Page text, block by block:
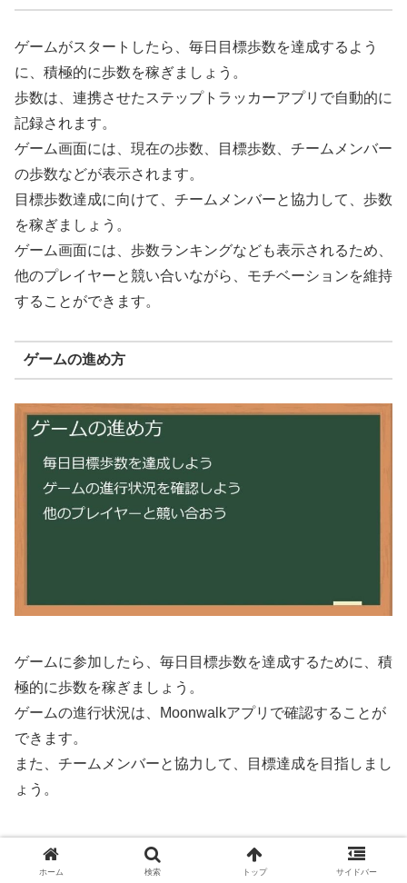
ゲームがスタートしたら、毎日目標歩数を達成するよう
に、積極的に歩数を稼ぎましょう。
歩数は、連携させたステップトラッカーアプリで自動的に
記録されます。
ゲーム画面には、現在の歩数、目標歩数、チームメンバー
の歩数などが表示されます。
目標歩数達成に向けて、チームメンバーと協力して、歩数
を稼ぎましょう。
ゲーム画面には、歩数ランキングなども表示されるため、
他のプレイヤーと競い合いながら、モチベーションを維持
することができます。
ゲームの進め方
ゲームに参加したら、毎日目標歩数を達成するために、積
極的に歩数を稼ぎましょう。
ゲームの進行状況は、Moonwalkアプリで確認することが
できます。
また、チームメンバーと協力して、目標達成を目指しまし
ょう。
毎日目標歩数を達成しよう
ホーム 検索 トップ サイドバー